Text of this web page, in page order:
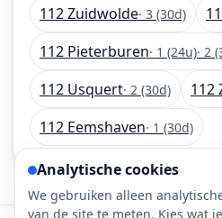
112 Zuidwolde· 3 (30d)
112 Pieterburen· 1 (24u)· 2
112 Usquert· 2 (30d) 112
112 Eemshaven· 1 (30d)
Analytische cookies
We gebruiken alleen
van de site te meten. Kies wat